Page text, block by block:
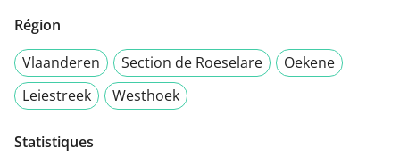
Région
Vlaanderen
Section de Roeselare
Oekene
Leiestreek
Westhoek
Statistiques